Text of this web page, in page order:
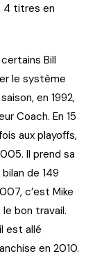
4 titres en
Bill
le système
en 1992,
Coach. En 15
aux playoffs,
Il prend sa
de 149
c’est Mike
bon travail.
est allé
en 2010.